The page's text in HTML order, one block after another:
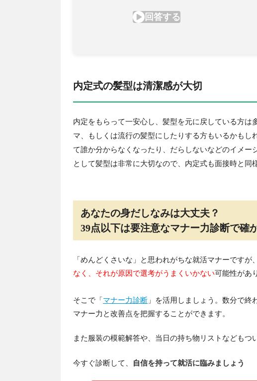
内定式の髪型は清潔感が大切
内定をもらって一安心し、髪型を元に戻している方
マ、もしくは流行の髪型にしたりする方もいるかも
て誰か分からなくなったり、だらしないなどのイメ
として髪型は非常に大切なので、内定式も面接時と同
あなたの身だしなみは大丈夫？
39点以下は要注意なマナー力診断で確
「めんどくさいな」と思われがちな就活マナーですが、
なく、それが原因で選考がうまくいかない可能性があ
そこで「マナー力診断 」を活用しましょう。数分で
マナー力と改善点を把握することができます。
また服装の模範解答や、当日の持ち物リストなどもつ
今すぐ診断して、 自信を持って就活に臨みましょう